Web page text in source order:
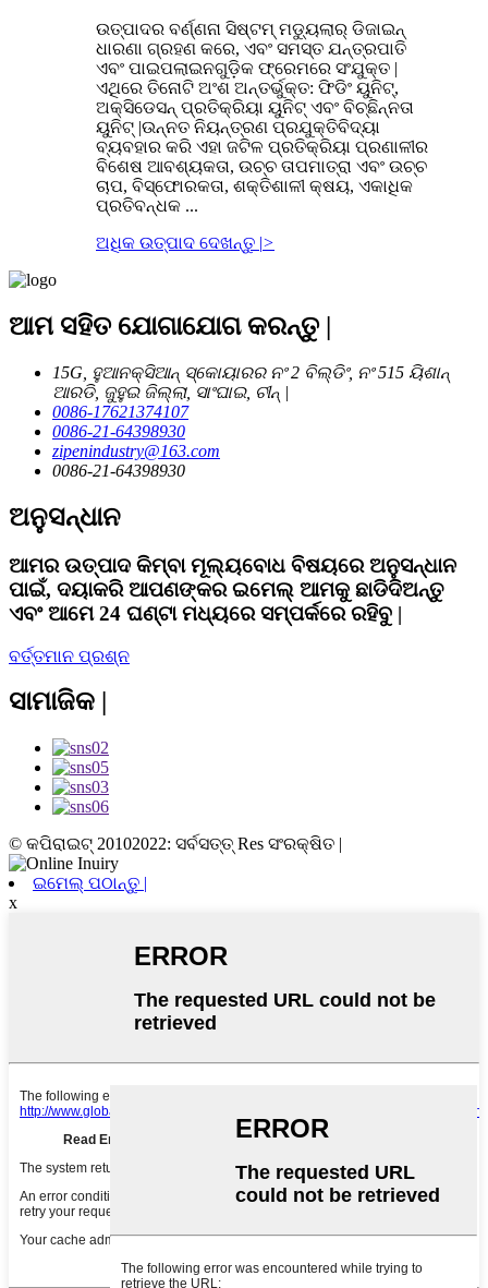
ଉତ୍ପାଦର ବର୍ଣ୍ଣନା ସିଷ୍ଟମ୍ ମଡ୍ୟୁଲାର୍ ଡିଜାଇନ୍
ଧାରଣା ଗ୍ରହଣ କରେ, ଏବଂ ସମସ୍ତ ଯନ୍ତ୍ରପାତି
ଏବଂ ପାଇପଲାଇନଗୁଡ଼ିକ ଫ୍ରେମରେ ସଂଯୁକ୍ତ |
ଏଥିରେ ତିନୋଟି ଅଂଶ ଅନ୍ତର୍ଭୁକ୍ତ: ଫିଡିଂ ୟୁନିଟ୍,
ଅକ୍ସିଡେସନ୍ ପ୍ରତିକ୍ରିୟା ୟୁନିଟ୍ ଏବଂ ବିଚ୍ଛିନ୍ନତା
ୟୁନିଟ୍ |ଉନ୍ନତ ନିୟନ୍ତ୍ରଣ ପ୍ରଯୁକ୍ତିବିଦ୍ୟା
ବ୍ୟବହାର କରି ଏହା ଜଟିଳ ପ୍ରତିକ୍ରିୟା ପ୍ରଣାଳୀର
ବିଶେଷ ଆବଶ୍ୟକତା, ଉଚ୍ଚ ତାପମାତ୍ରା ଏବଂ ଉଚ୍ଚ
ଚାପ, ବିସ୍ଫୋରକତା, ଶକ୍ତିଶାଳୀ କ୍ଷୟ, ଏକାଧିକ
ପ୍ରତିବନ୍ଧକ ...
ଅଧିକ ଉତ୍ପାଦ ଦେଖନ୍ତୁ |>
ଆମ ସହିତ ଯୋଗାଯୋଗ କରନ୍ତୁ |
15G, ହୁଆନକ୍ସିଆନ୍ ସ୍କୋୟାରର ନଂ 2 ବିଲ୍ଡିଂ, ନଂ 515 ୟିଶାନ୍
ଆରଡି, ଜୁହୁଇ ଜିଲ୍ଲା, ସାଂଘାଇ, ଚୀନ୍ |
0086-17621374107
0086-21-64398930
zipenindustry@163.com
0086-21-64398930
ଅନୁସନ୍ଧାନ
ଆମର ଉତ୍ପାଦ କିମ୍ବା ମୂଲ୍ୟବୋଧ ବିଷୟରେ ଅନୁସନ୍ଧାନ
ପାଇଁ, ଦୟାକରି ଆପଣଙ୍କର ଇମେଲ୍ ଆମକୁ ଛାଡିଦିଅନ୍ତୁ
ଏବଂ ଆମେ 24 ଘଣ୍ଟା ମଧ୍ୟରେ ସମ୍ପର୍କରେ ରହିବୁ |
ବର୍ତ୍ତମାନ ପ୍ରଶ୍ନ
ସାମାଜିକ |
© କପିରାଇଟ୍ 20102022: ସର୍ବସତ୍ତ୍ Res ସଂରକ୍ଷିତ |
ଇମେଲ୍ ପଠାନ୍ତୁ |
x